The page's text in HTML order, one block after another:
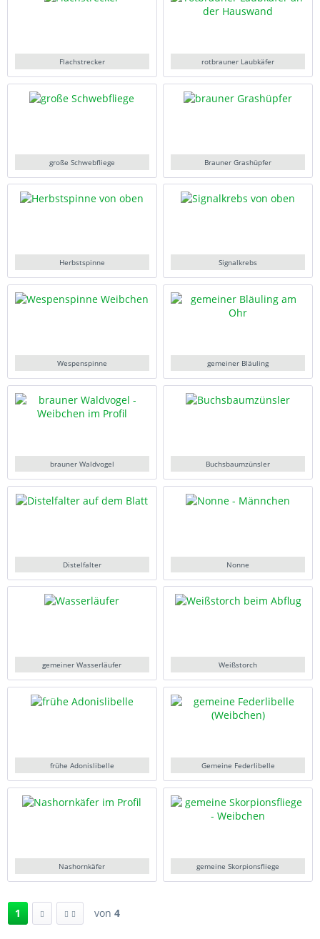
Flachstrecker rotbrauner Laubkäfer
große Schwebfliege Brauner Grashüpfer
Herbstspinne Signalkrebs
Wespenspinne gemeiner Bläuling
brauner Waldvogel Buchsbaumzünsler
Distelfalter Nonne
gemeiner Wasserläufer Weißstorch
frühe Adonislibelle Gemeine Federlibelle
Nashornkäfer gemeine Skorpionsfliege
1 von 4